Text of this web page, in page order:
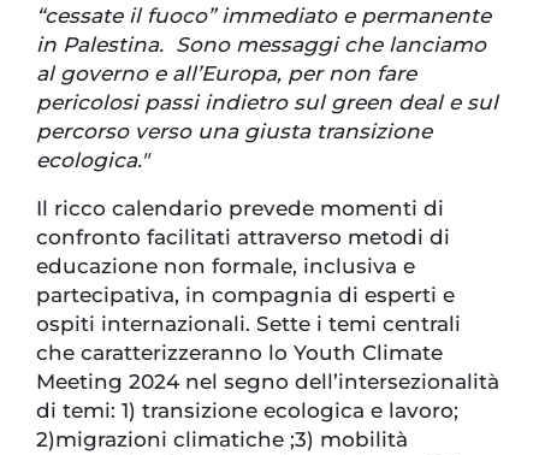
“cessate il fuoco” immediato e permanente
in Palestina. Sono messaggi che lanciamo
al governo e all’Europa, per non fare
pericolosi passi indietro sul green deal e sul
percorso verso una giusta transizione
ecologica."
Il ricco calendario prevede momenti di
confronto facilitati attraverso metodi di
educazione non formale, inclusiva e
partecipativa, in compagnia di esperti e
ospiti internazionali. Sette i temi centrali
che caratterizzeranno lo Youth Climate
Meeting 2024 nel segno dell’intersezionalità
di temi: 1) transizione ecologica e lavoro;
2)migrazioni climatiche ;3) mobilità